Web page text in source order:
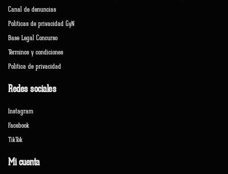
Canal de denuncias
Políticas de privacidad GyN
Base Legal Concurso
Términos y condiciones
Política de privacidad
Redes sociales
Instagram
Facebook
TikTok
Mi cuenta